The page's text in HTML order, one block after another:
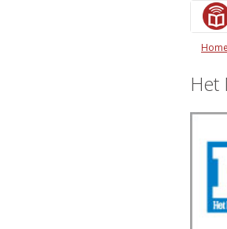
Home
Het